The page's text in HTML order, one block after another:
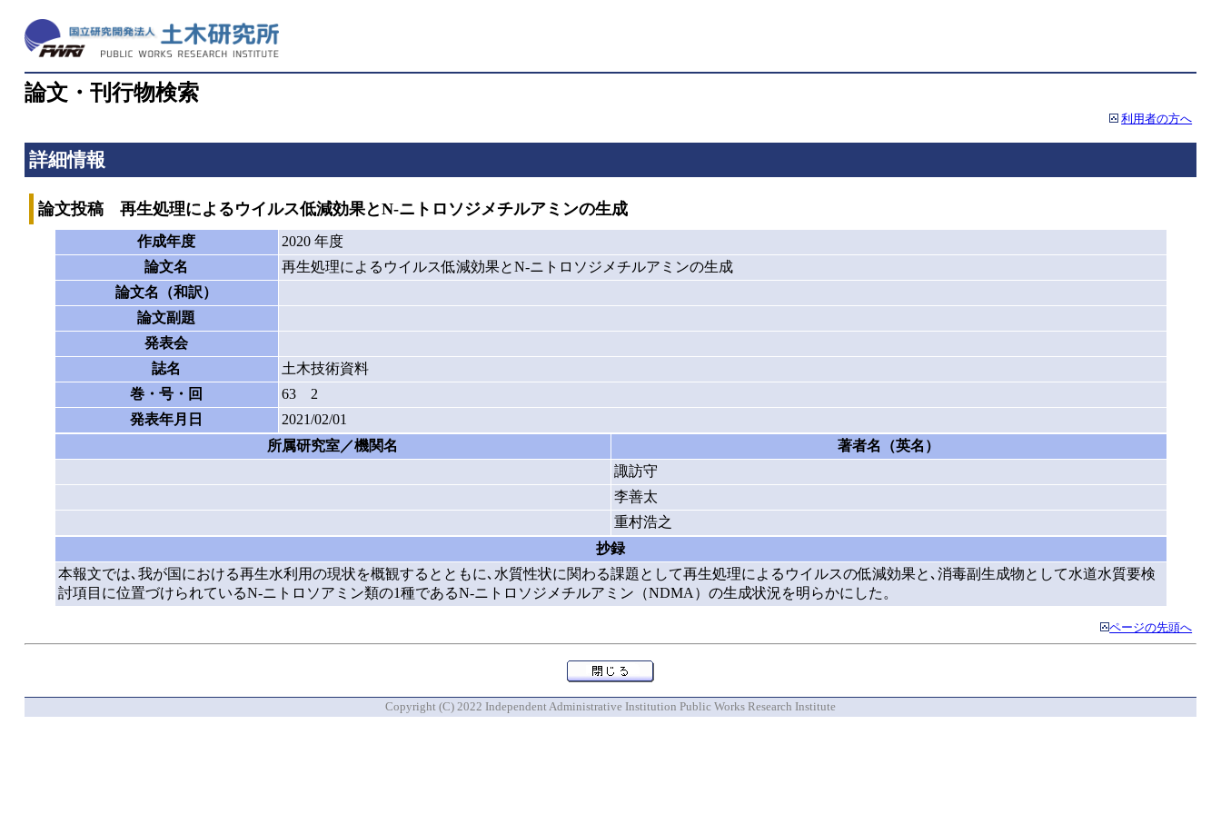
論文・刊行物検索
利用者の方へ
詳細情報
論文投稿 再生処理によるウイルス低減効果とN-ニトロソジメチルアミンの生成
作成年度
2020 年度
論文名
再生処理によるウイルス低減効果とN-ニトロソジメチルアミンの生成
論文名（和訳）
論文副題
発表会
誌名
土木技術資料
巻・号・回
63 2
発表年月日
2021/02/01
所属研究室／機関名
著者名（英名）
諏訪守
李善太
重村浩之
抄録
本報文では､我が国における再生水利用の現状を概観するとともに､水質性状に関わる課題として再生処理によるウイルスの低減効果と､消毒副生成物として水道水質要検
討項目に位置づけられているN-ニトロソアミン類の1種であるN-ニトロソジメチルアミン（NDMA）の生成状況を明らかにした。
ページの先頭へ
Copyright (C) 2022 Independent Administrative Institution Public Works Research Institute